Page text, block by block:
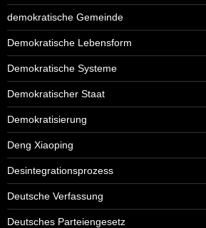
demokratische Gemeinde
Demokratische Lebensform
Demokratische Systeme
Demokratischer Staat
Demokratisierung
Deng Xiaoping
Desintegrationsprozess
Deutsche Verfassung
Deutsches Parteiengesetz